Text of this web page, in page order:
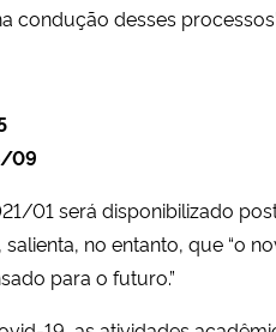
condução desses
09
01 será disponibilizado
no entanto, que “o
para o futuro.”